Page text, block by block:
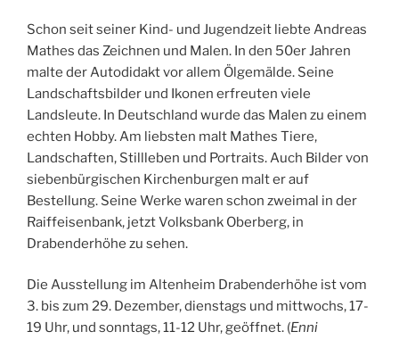
Schon seit seiner Kind- und Jugendzeit liebte Andreas
Mathes das Zeichnen und Malen. In den 50er Jahren
malte der Autodidakt vor allem Ölgemälde. Seine
Landschaftsbilder und Ikonen erfreuten viele
Landsleute. In Deutschland wurde das Malen zu einem
echten Hobby. Am liebsten malt Mathes Tiere,
Landschaften, Stillleben und Portraits. Auch Bilder von
siebenbürgischen Kirchenburgen malt er auf
Bestellung. Seine Werke waren schon zweimal in der
Raiffeisenbank, jetzt Volksbank Oberberg, in
Drabenderhöhe zu sehen.
Die Ausstellung im Altenheim Drabenderhöhe ist vom
3. bis zum 29. Dezember, dienstags und mittwochs, 17-
19 Uhr, und sonntags, 11-12 Uhr, geöffnet. (Enni